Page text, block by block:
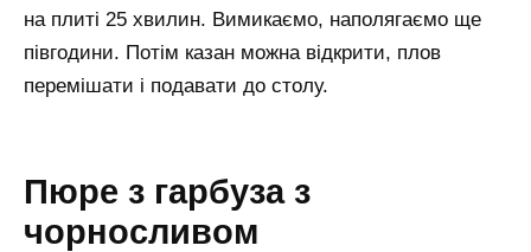
на плиті 25 хвилин. Вимикаємо, наполягаємо ще
півгодини. Потім казан можна відкрити, плов
перемішати і подавати до столу.
Пюре з гарбуза з
чорносливом